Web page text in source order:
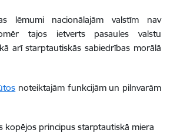
lēmumi nacionālajām valstīm nav
tajos ietverts pasaules valstu
arī starptautiskās sabiedrības morālā
noteiktajām funkcijām un pilnvarām
kopējos principus starptautiskā miera